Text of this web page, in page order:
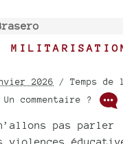
2026 / Temps de
commentaire ?
pas parler